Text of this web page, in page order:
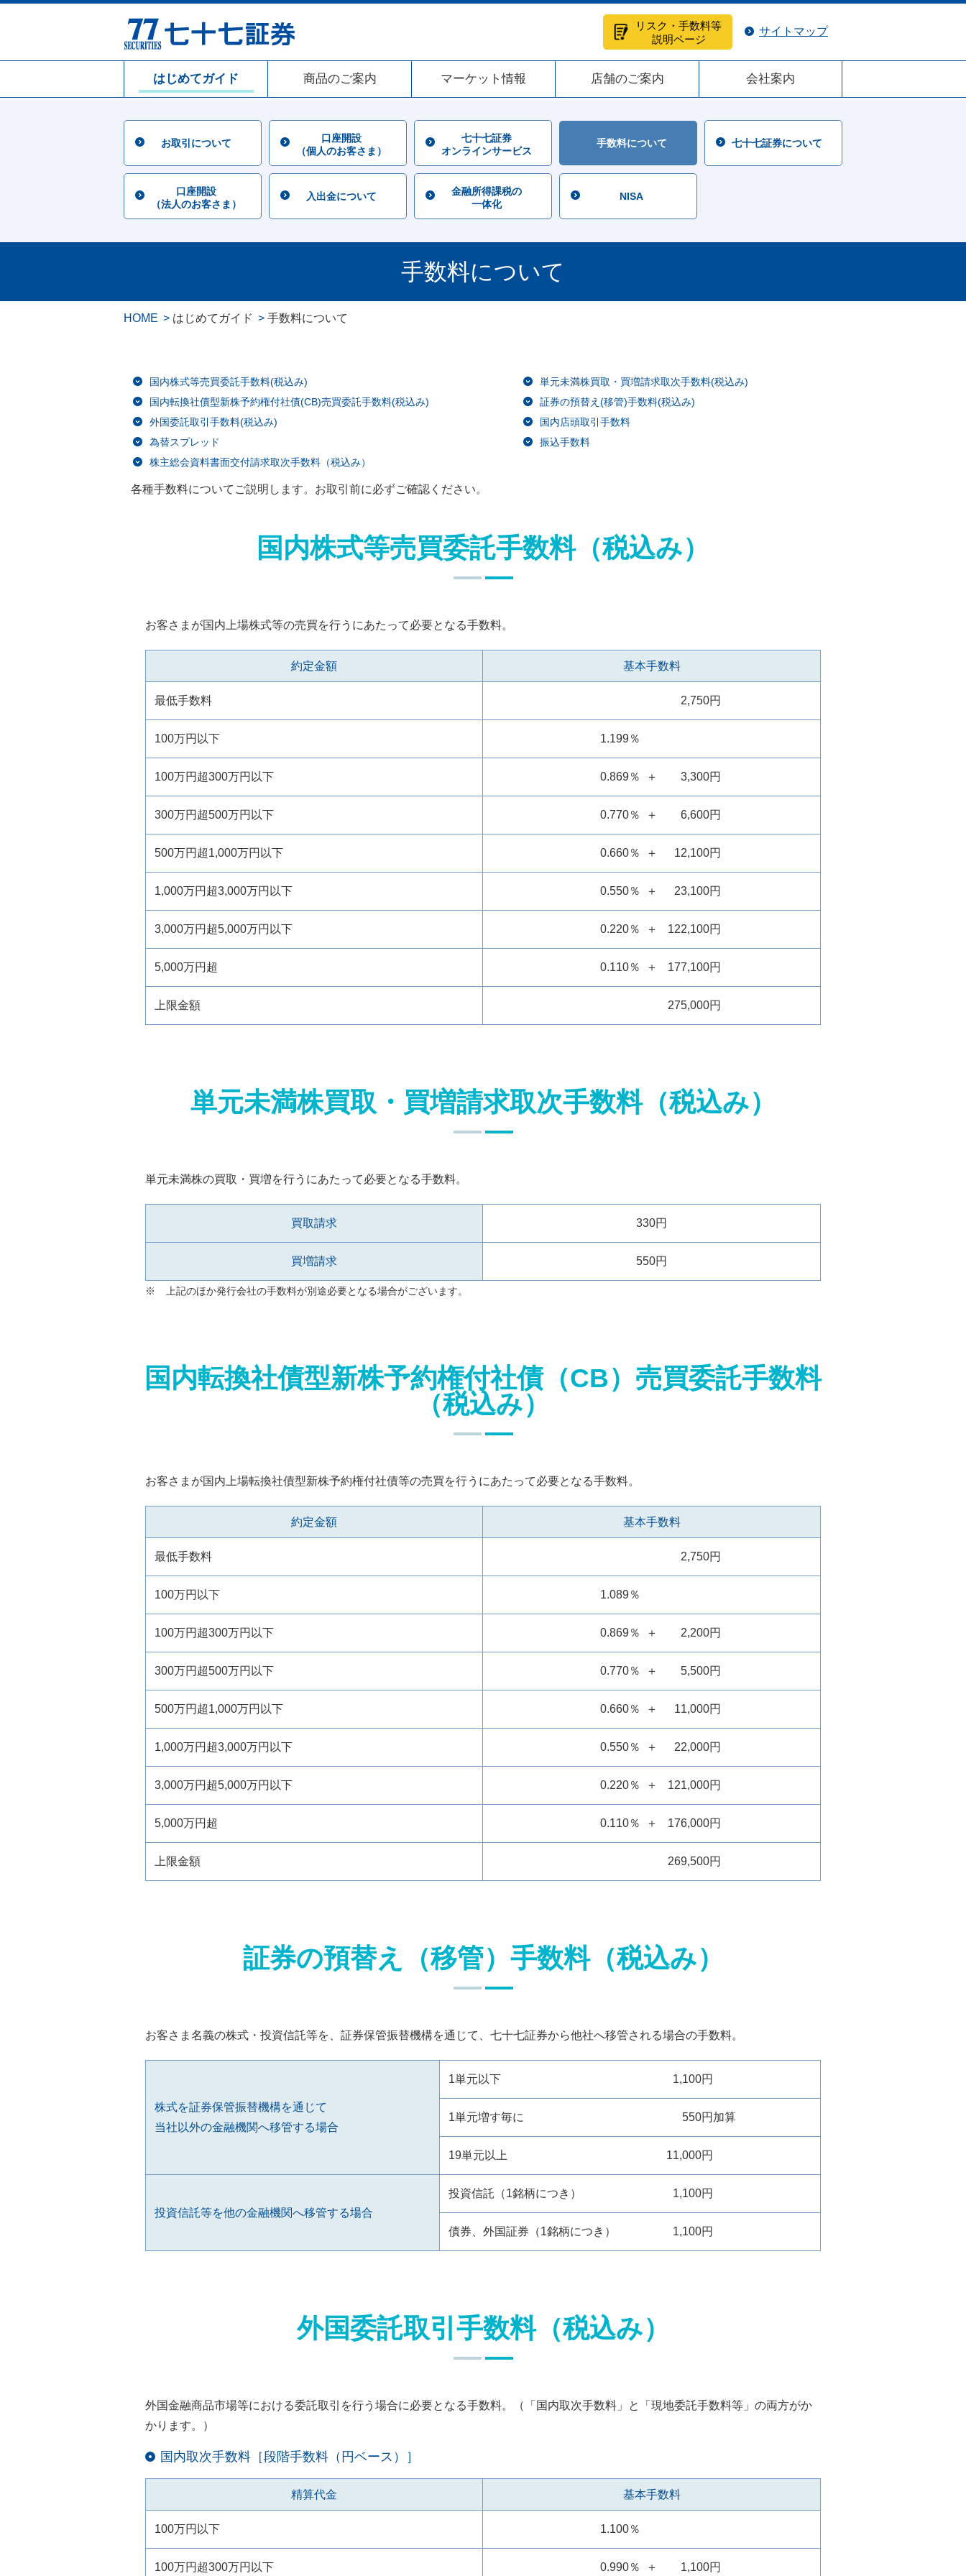
リスク・手数料等
説明ページ
サイトマップ
はじめてガイド 商品のご案内 マーケット情報 店舗のご案内 会社案内
お取引について
口座開設
（個人のお客さま）
七十七証券
オンラインサービス
手数料について 七十七証券について
口座開設
（法人のお客さま）
入出金について
金融所得課税の
一体化
NISA
手数料について
HOME はじめてガイド 手数料について
国内株式等売買委託手数料(税込み)
単元未満株買取・買増請求取次手数料(税込み)
国内転換社債型新株予約権付社債(CB)売買委託手数料(税込み)
証券の預替え(移管)手数料(税込み)
外国委託取引手数料(税込み)
国内店頭取引手数料
為替スプレッド
振込手数料
株主総会資料書面交付請求取次手数料（税込み）
各種手数料についてご説明します。お取引前に必ずご確認ください。
国内株式等売買委託手数料（税込み）
お客さまが国内上場株式等の売買を行うにあたって必要となる手数料。
約定金額 基本手数料
最低手数料 2,750円
100万円以下 1.199％
100万円超300万円以下 0.869％ ＋ 3,300円
300万円超500万円以下 0.770％ ＋ 6,600円
500万円超1,000万円以下 0.660％ ＋ 12,100円
1,000万円超3,000万円以下 0.550％ ＋ 23,100円
3,000万円超5,000万円以下 0.220％ ＋ 122,100円
5,000万円超 0.110％ ＋ 177,100円
上限金額 275,000円
単元未満株買取・買増請求取次手数料（税込み）
単元未満株の買取・買増を行うにあたって必要となる手数料。
買取請求 330円
買増請求 550円
上記のほか発行会社の手数料が別途必要となる場合がございます。
国内転換社債型新株予約権付社債（CB）売買委託手数料
（税込み）
お客さまが国内上場転換社債型新株予約権付社債等の売買を行うにあたって必要となる手数料。
約定金額 基本手数料
最低手数料 2,750円
100万円以下 1.089％
100万円超300万円以下 0.869％ ＋ 2,200円
300万円超500万円以下 0.770％ ＋ 5,500円
500万円超1,000万円以下 0.660％ ＋ 11,000円
1,000万円超3,000万円以下 0.550％ ＋ 22,000円
3,000万円超5,000万円以下 0.220％ ＋ 121,000円
5,000万円超 0.110％ ＋ 176,000円
上限金額 269,500円
証券の預替え（移管）手数料（税込み）
お客さま名義の株式・投資信託等を、証券保管振替機構を通じて、七十七証券から他社へ移管される場合の手数料。
株式を証券保管振替機構を通じて
当社以外の金融機関へ移管する場合
1単元以下 1,100円
1単元増す毎に 550円 加算
19単元以上 11,000円
投資信託等を他の金融機関へ移管する場合
投資信託（1銘柄につき） 1,100円
債券、外国証券（1銘柄につき） 1,100円
外国委託取引手数料（税込み）
外国金融商品市場等における委託取引を行う場合に必要となる手数料。（「国内取次手数料」と「現地委託手数料等」の両方がか
かります。）
国内取次手数料［段階手数料（円ベース）］
精算代金 基本手数料
100万円以下 1.100％
100万円超300万円以下 0.990％ ＋ 1,100円